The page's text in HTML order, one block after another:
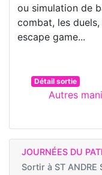
ou simulation de
combat, les
escape game...
Détail sortie
Autres
JOURNÉES DU
Sortir à ST ANDRE